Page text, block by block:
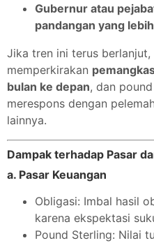
Gubernur atau
pandangan yang
Jika tren ini terus berlanjut,
memperkirakan
bulan ke depan, dan
merespons dengan
lainnya.
Dampak terhadap Pasar
a. Pasar Keuangan
Obligasi: Imbal hasil
karena ekspektasi
Pound Sterling: Nilai